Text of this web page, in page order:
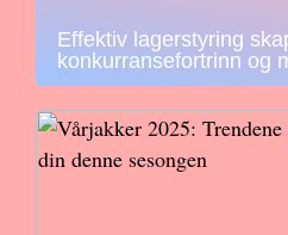
Effektiv lagerstyring
konkurransefortrinn og